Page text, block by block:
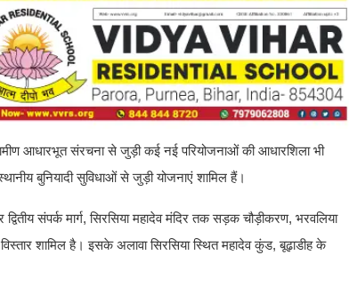
आधारभूत संरचना से जुड़ी कई नई परियोजनाओं की आधारशिला भी
बुनियादी सुविधाओं से जुड़ी योजनाएं शामिल हैं।
संपर्क मार्ग, सिरसिया महादेव मंदिर तक सड़क चौड़ीकरण, भरवलिया
शामिल है। इसके अलावा सिरसिया स्थित महादेव कुंड, बूढ़ाडीह के